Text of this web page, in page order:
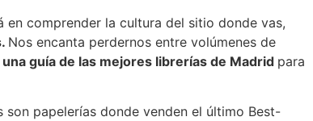
en comprender la cultura del sitio donde vas,
Nos encanta perdernos entre volúmenes de
guía de las mejores librerías de Madrid para
son papelerías donde venden el último Best-